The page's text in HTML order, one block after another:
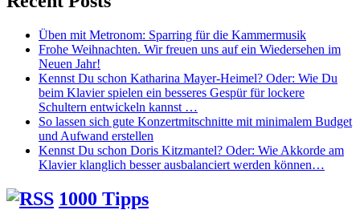
Üben mit Metronom: Sparring für die Kammermusik
Frohe Weihnachten. Wir freuen uns auf ein Wiedersehen im
Neuen Jahr!
Kennst Du schon Katharina Mayer-Heimel? Oder: Wie Du
beim Klavier spielen ein besseres Gespür für lockere
Schultern entwickeln kannst …
So lassen sich gute Konzertmitschnitte mit minimalem Budget
und Aufwand erstellen
Kennst Du schon Doris Kitzmantel? Oder: Wie Akkorde am
Klavier klanglich besser ausbalanciert werden können…
1000 Tipps